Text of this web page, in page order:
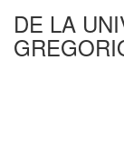
DE LA